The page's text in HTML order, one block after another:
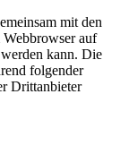
mit den
Webbrowser auf
kann. Die
folgender
Drittanbieter